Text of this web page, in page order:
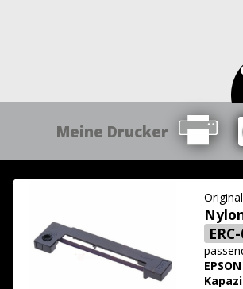
Meine Drucker
Original